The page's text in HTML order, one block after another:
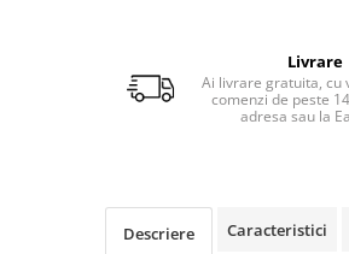
Tablete pc cu proiector video
Laptop-uri
Livrare
Ai livrare gratuita, cu
comenzi de peste
adresa sau la
Descriere Caracteristici